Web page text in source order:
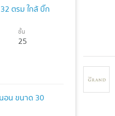
ตรม ใกล้ บิ๊ก
ชั้น
25
อน ขนาด 30